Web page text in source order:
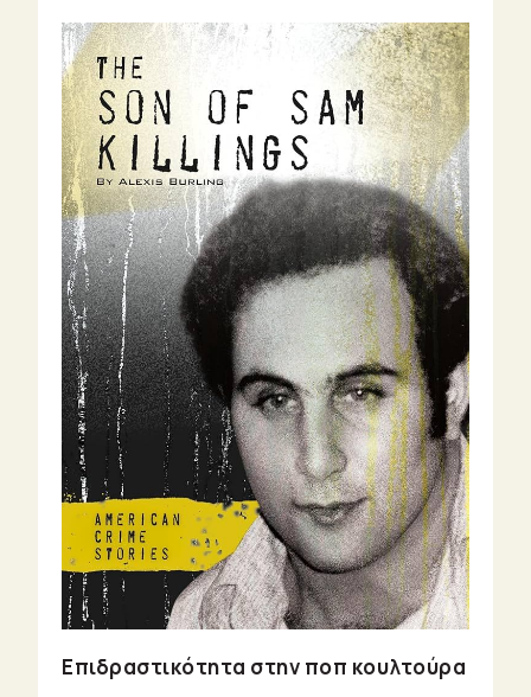
Επιδραστικότητα στην ποπ κουλτούρα